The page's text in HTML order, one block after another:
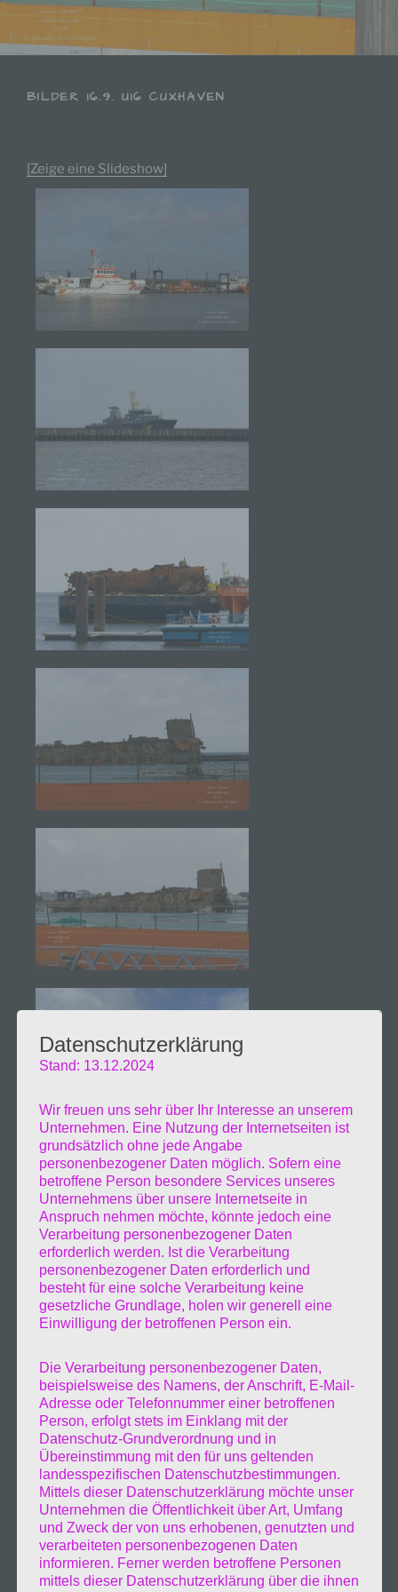
BILDER 16.9. U16 CUXHAVEN
[Zeige eine Slideshow]
Datenschutzerklärung
Stand: 13.12.2024
Wir freuen uns sehr über Ihr Interesse an unserem
Unternehmen. Eine Nutzung der Internetseiten ist
grundsätzlich ohne jede Angabe
personenbezogener Daten möglich. Sofern eine
betroffene Person besondere Services unseres
Unternehmens über unsere Internetseite in
Anspruch nehmen möchte, könnte jedoch eine
Verarbeitung personenbezogener Daten
erforderlich werden. Ist die Verarbeitung
personenbezogener Daten erforderlich und
besteht für eine solche Verarbeitung keine
gesetzliche Grundlage, holen wir generell eine
Einwilligung der betroffenen Person ein.
Die Verarbeitung personenbezogener Daten,
beispielsweise des Namens, der Anschrift, E-Mail-
Adresse oder Telefonnummer einer betroffenen
Person, erfolgt stets im Einklang mit der
Datenschutz-Grundverordnung und in
Übereinstimmung mit den für uns geltenden
landesspezifischen Datenschutzbestimmungen.
Mittels dieser Datenschutzerklärung möchte unser
Unternehmen die Öffentlichkeit über Art, Umfang
und Zweck der von uns erhobenen, genutzten und
verarbeiteten personenbezogenen Daten
informieren. Ferner werden betroffene Personen
mittels dieser Datenschutzerklärung über die ihnen